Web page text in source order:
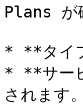
Plans が
* **タイ
* **サー
されます。